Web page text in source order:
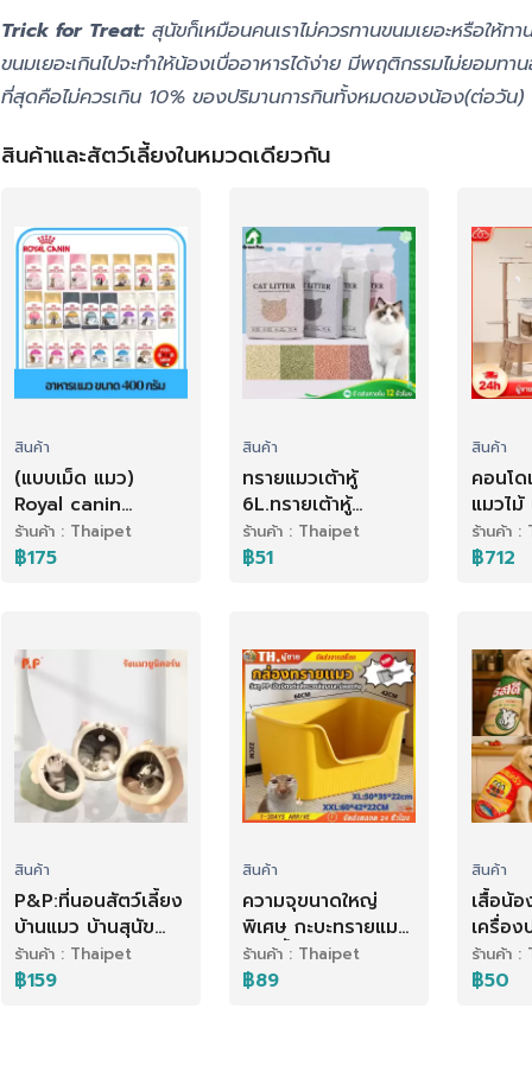
Trick for Treat:สุนัขก็เหมือนคนเราไม่ควรทานขนมเยอะหรือให้
ขนมเยอะเกินไปจะทำให้น้องเบื่ออาหารได้ง่าย มีพฤติกรรมไม่ยอมทา
ที่สุดคือไม่ควรเกิน 10% ของปริมานการกินทั้งหมดของน้อง(ต่อวัน)
สินค้าและสัตว์เลี้ยงในหมวดเดียวกัน
สินค้า
(แบบเม็ด แมว)
Royal canin
(400g) แม่แมว ลูก
แมว แมวโต ถึงแมว
ร้านค้า : Thaipet
฿175
สินค้า
ทรายแมวเต้าหู้
6L.ทรายเต้าหู้
NO.KT03 ผลิตจาก
กากถั่วเหลือง
ร้านค้า : Thaipet
฿51
สินค้า
คอนโ
แมวไม้
สำหรับ
ร้านค้า
฿712
สินค้า
P&P:ที่นอนสัตว์เลี้ยง
บ้านแมว บ้านสุนัข
S/M/L นุ่ม สบาย
ที่นอนสัตว์เลี้ยง
ร้านค้า : Thaipet
฿159
สินค้า
ความจุขนาดใหญ่
พิเศษ กะบะทรายแมว
ห้องน้ำแมวใหญ่
ห้องน้ำแมว กระบะ
ร้านค้า : Thaipet
฿89
สินค้า
เสื้อน้อ
เครื่อ
ไมโคร
พร้อมส่ง
ร้านค้า
฿50